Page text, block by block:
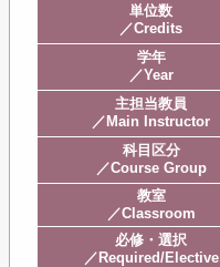
単位数
／Credits
学年
／Year
主担当教員
／Main Instructor
科目区分
／Course Group
教室
／Classroom
必修・選択
／Required/Elective